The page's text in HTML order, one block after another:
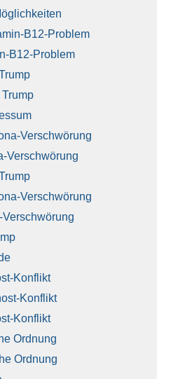
B12-Pro­blem
B12-Pro­blem
Ver­schwö­rung
Ver­schwö­rung
Ver­schwö­rung
Kon­flikt
Kon­flikt
Kon­flikt
Ord­nung
Ord­nung